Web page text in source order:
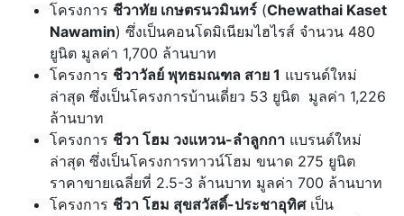
โครงการ ชีวาทัย เกษตรนวมินทร์ (Chewathai Kaset
Nawamin) ซึ่งเป็นคอนโดมิเนียมไฮไรส์ จำนวน 480
ยูนิต มูลค่า 1,700 ล้านบาท
โครงการ ชีวาวัลย์ พุทธมณฑล สาย 1 แบรนด์ใหม่
ล่าสุด ซึ่งเป็นโครงการบ้านเดี่ยว 53 ยูนิต มูลค่า 1,226
ล้านบาท
โครงการ ชีวา โฮม วงแหวน-ลำลูกกา แบรนด์ใหม่
ล่าสุด ซึ่งเป็นโครงการทาวน์โฮม ขนาด 275 ยูนิต
ราคาขายเฉลี่ยที่ 2.5-3 ล้านบาท มูลค่า 700 ล้านบาท
โครงการ ชีวา โฮม สุขสวัสดิ์-ประชาอุทิศเป็น